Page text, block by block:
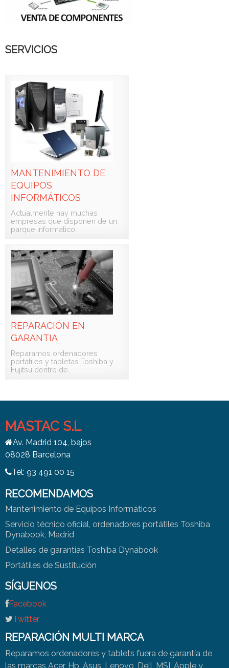
SERVICIOS
MANTENIMIENTO DE
EQUIPOS
INFORMÁTICOS
Actualmente hay muchas
empresas que disponen de un
parque informático…
REPARACIÓN EN
GARANTIA
Reparamos ordenadores
portátiles y tabletas Toshiba y
Fujitsu dentro de…
MASTAC S.L
Av. Madrid 104, bajos
08028 Barcelona
Tel: 93 491 00 15
RECOMENDAMOS
Mantenimiento de Equipos Informáticos
Servicio técnico oficial, ordenadores portátiles Toshiba
Dynabook, Madrid
Detalles de garantías Toshiba Dynabook
Portátiles de Sustitución
SÍGUENOS
Facebook
Twitter
REPARACIÓN MULTI MARCA
Reparamos ordenadores y tablets fuera de garantía de
las marcas Acer, Hp, Asus, Lenovo, Dell, MSI, Apple y